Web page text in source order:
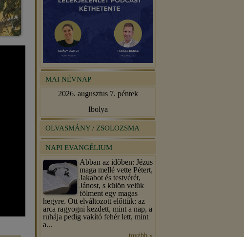
MAI NÉVNAP
2026. augusztus 7. péntek
Ibolya
OLVASMÁNY / ZSOLOZSMA
NAPI EVANGÉLIUM
Abban az időben: Jézus
maga mellé vette Pétert,
Jakabot és testvérét,
Jánost, s külön velük
fölment egy magas
hegyre. Ott elváltozott előttük: az
arca ragyogni kezdett, mint a nap, a
ruhája pedig vakító fehér lett, mint
a...
tovább »